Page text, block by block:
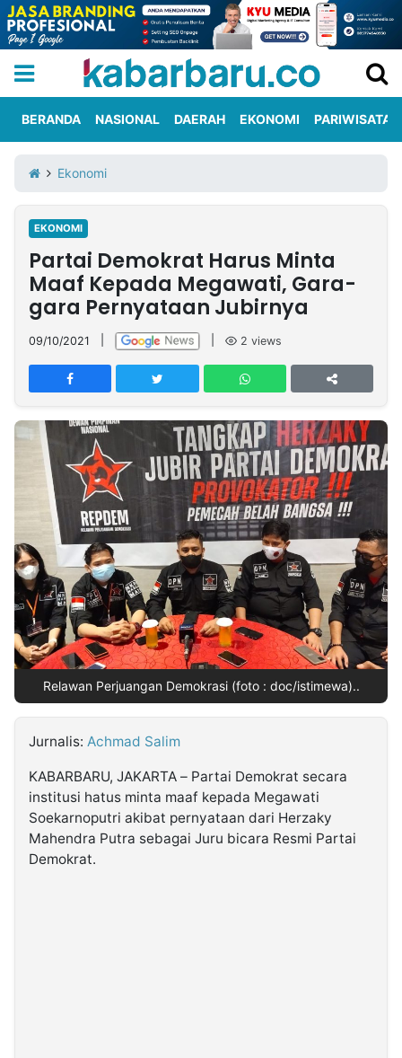
Iklan
Berita
Kami
Nasional
International
Olahraga
Entertainment
Daerah
Pariwisata
Kuliner
Kolom
Network
PT
TREETAN
INDONESIA
Partner
Insight
NTB
Time
IDN
Jogja
Rakyat
Idealita
News
Notice
Dinamikapost.com
Baru
Seedbacklink
Follow
Kabarbaru
Kabarbaru.co
BERANDA NASIONAL DAERAH EKONOMI PARIWISATA
Ekonomi
EKONOMI
Partai Demokrat Harus Minta
Maaf Kepada Megawati, Gara-
gara Pernyataan Jubirnya
09/10/2021 2 views
Relawan Perjuangan Demokrasi (foto : doc/istimewa)..
Jurnalis: Achmad Salim
KABARBARU, JAKARTA – Partai Demokrat secara
institusi hatus minta maaf kepada Megawati
Soekarnoputri akibat pernyataan dari Herzaky
Mahendra Putra sebagai Juru bicara Resmi Partai
Demokrat.